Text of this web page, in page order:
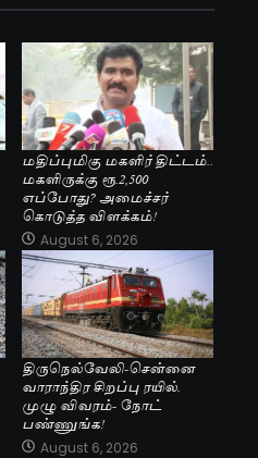
மதிப்புமிகு மகளிர் திட்டம்..
மகளிருக்கு ரூ.2,500
எப்போது? அமைச்சர்
கொடுத்த விளக்கம்!
August 6, 2026
திருநெல்வேலி-சென்னை
வாராந்திர சிறப்பு ரயில்.
முழு விவரம்- நோட்
பண்ணுங்க!
August 6, 2026